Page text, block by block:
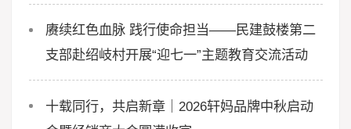
赓续红色血脉 践行使命担当——民建鼓楼第二
支部赴绍岐村开展“迎七一”主题教育交流活动
十载同行，共启新章｜2026轩妈品牌中秋启动